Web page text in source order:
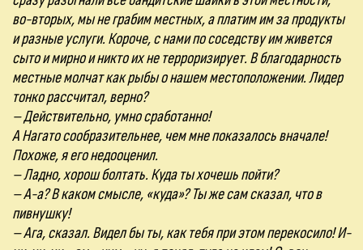
во-вторых, мы не грабим местных, а платим им за продукты
и разные услуги. Короче, с нами по соседству им живется
сыто и мирно и никто их не терроризирует. В благодарность
местные молчат как рыбы о нашем местоположении. Лидер
тонко рассчитал, верно?
– Действительно, умно сработанно!
А Нагато сообразительнее, чем мне показалось вначале!
Похоже, я его недооценил.
– Ладно, хорош болтать. Куда ты хочешь пойти?
– А-а? В каком смысле, «куда»? Ты же сам сказал, что в
пивнушку!
– Ага, сказал. Видел бы ты, как тебя при этом перекосило! И-